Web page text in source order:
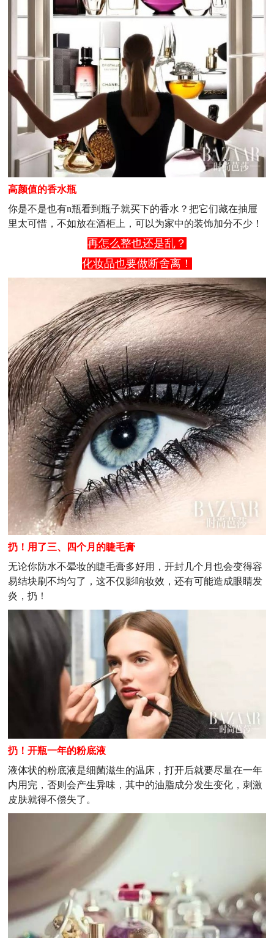
高颜值的香水瓶
你是不是也有n瓶看到瓶子就买下的香水？把它们藏在抽屉
里太可惜，不如放在酒柜上，可以为家中的装饰加分不少！
再怎么整也还是乱？
化妆品也要做断舍离！
扔！用了三、四个月的睫毛膏
无论你防水不晕妆的睫毛膏多好用，开封几个月也会变得容
易结块刷不均匀了，这不仅影响妆效，还有可能造成眼睛发
炎，扔！
扔！开瓶一年的粉底液
液体状的粉底液是细菌滋生的温床，打开后就要尽量在一年
内用完，否则会产生异味，其中的油脂成分发生变化，刺激
皮肤就得不偿失了。